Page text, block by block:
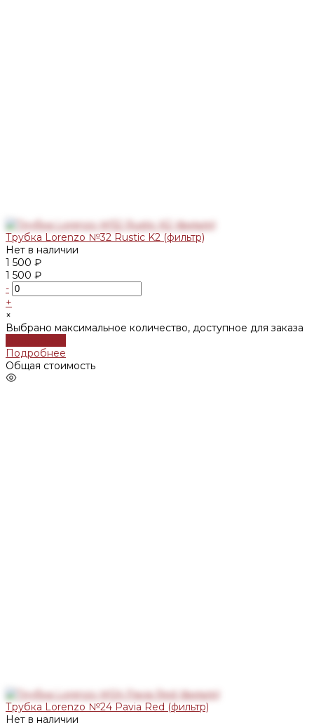
Трубка Lorenzo №32 Rustic K2 (фильтр)
Нет в наличии
1 500 ₽
1 500 ₽
-
+
×
Выбрано максимальное количество, доступное для заказа
Подробнее
Общая стоимость
Трубка Lorenzo №24 Pavia Red (фильтр)
Нет в наличии